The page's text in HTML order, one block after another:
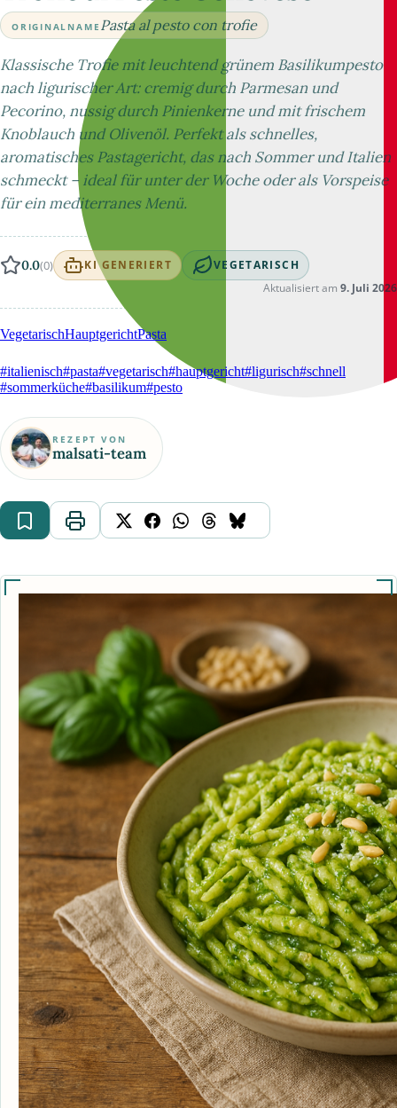
ORIGINALNAME Pasta al pesto con trofie
Klassische Trofie mit leuchtend grünem Basilikumpesto
nach ligurischer Art: cremig durch Parmesan und
Pecorino, nussig durch Pinienkerne und mit frischem
Knoblauch und Olivenöl. Perfekt als schnelles,
aromatisches Pastagericht, das nach Sommer und Italien
schmeckt – ideal für unter der Woche oder als Vorspeise
für ein mediterranes Menü.
0.0(0) KI GENERIERT VEGETARISCH
Aktualisiert am 9. Juli 2026
VegetarischHauptgerichtPasta
#italienisch#pasta#vegetarisch#hauptgericht#ligurisch#schnell
#sommerküche#basilikum#pesto
REZEPT VON
malsati-team